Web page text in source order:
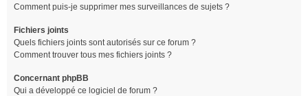
Comment puis-je supprimer mes surveillances de sujets ?
Fichiers joints
Quels fichiers joints sont autorisés sur ce forum ?
Comment trouver tous mes fichiers joints ?
Concernant phpBB
Qui a développé ce logiciel de forum ?